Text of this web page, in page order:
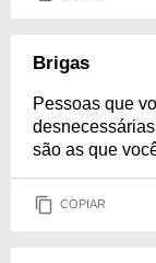
Brigas
Pessoas que
são as que
COPIAR